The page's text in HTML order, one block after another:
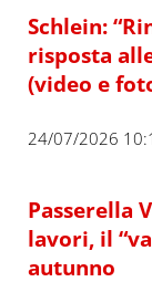
Schlein:
risposta
(video e
24/07/2026
Passerella
lavori, il
autunno